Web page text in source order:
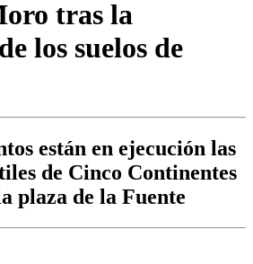
tras la
los suelos de
están en ejecución las
de Cinco Continentes
plaza de la Fuente